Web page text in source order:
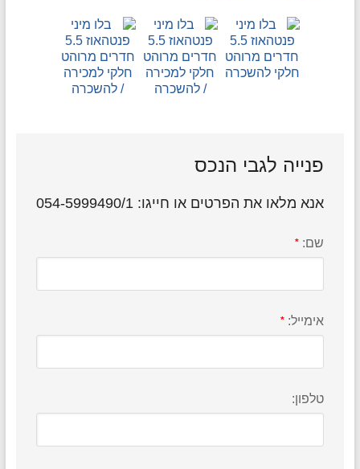
פנייה לגבי הנכס
אנא מלאו את הפרטים או חייגו: 054-5999490/1
שם: *
אימייל: *
טלפון: